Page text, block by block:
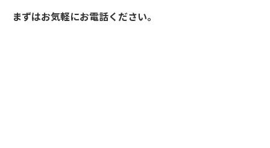
まずはお気軽にお電話ください。